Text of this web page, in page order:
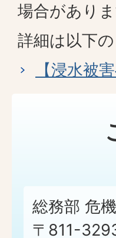
場合がありま
詳細は以下
【浸水被
総務部 危
〒811-